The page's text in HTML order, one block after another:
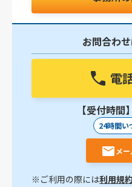
お問合わ
電
【受付時
24時間い
メ
※ご利用の際には利用規約